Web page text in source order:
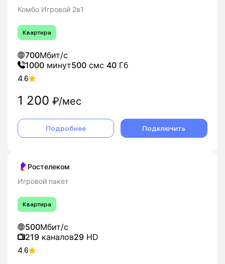
Комбо Игровой 2в1
Квартира
700Мбит/с
1000 минут500 смс 40 Гб
4.6
1 200 ₽/мес
Подробнее Подключить
Ростелеком
Игровой пакет
Квартира
500Мбит/с
219 каналов29 HD
4.6